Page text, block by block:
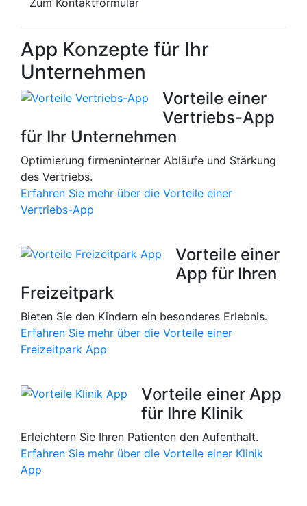
App Konzepte für Ihr
Unternehmen
Vorteile einer
Vertriebs-App
für Ihr Unternehmen
Optimierung firmeninterner Abläufe und Stärkung
des Vertriebs.
Erfahren Sie mehr über die Vorteile einer
Vertriebs-App
Vorteile einer
App für Ihren
Freizeitpark
Bieten Sie den Kindern ein besonderes Erlebnis.
Erfahren Sie mehr über die Vorteile einer
Freizeitpark App
Vorteile einer App
für Ihre Klinik
Erleichtern Sie Ihren Patienten den Aufenthalt.
Erfahren Sie mehr über die Vorteile einer Klinik
App